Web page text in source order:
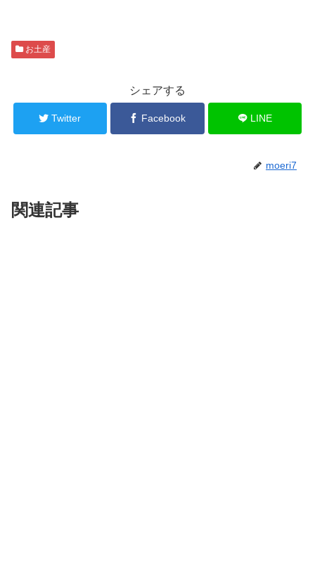
お土産
シェアする
Twitter Facebook LINE
moeri7
関連記事